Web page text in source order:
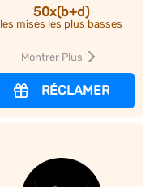
50x(b+d)
les mises les plus basses
Montrer Plus
RÉCLAMER